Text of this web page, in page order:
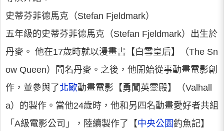
史蒂芬菲德馬克（Stefan Fjeldmark）
五年級的史蒂芬菲德馬克（Stefan Fjeldmark）出生於
丹麥。 他在17歲時就以漫畫書【白雪皇后】（The Sn
ow Queen）聞名丹麥。之後，他開始從事動畫電影創
作，並參與了北歐動畫電影【勇闖英靈殿】（Valhall
a）的製作。當他24歲時，他和另四名動畫愛好者共組
「A級電影公司」，陸續製作了【中央公園釣魚記】